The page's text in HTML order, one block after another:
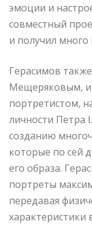
эмоции и
совместный
и получил
Герасимов
Мещеряковым,
портретистом,
личности Петра
созданию
которые по сей
его образа.
портреты
передавая
характеристики